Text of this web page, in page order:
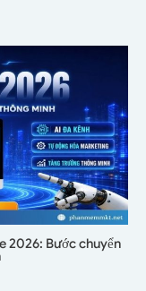
2026: Bước chuyển